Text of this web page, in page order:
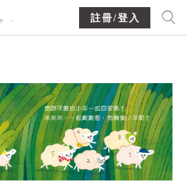
註冊/登入